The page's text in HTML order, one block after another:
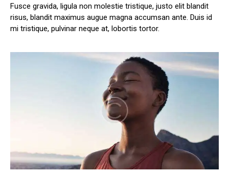
Fusce gravida, ligula non molestie tristique, justo elit blandit
risus, blandit maximus augue magna accumsan ante. Duis id
mi tristique, pulvinar neque at, lobortis tortor.